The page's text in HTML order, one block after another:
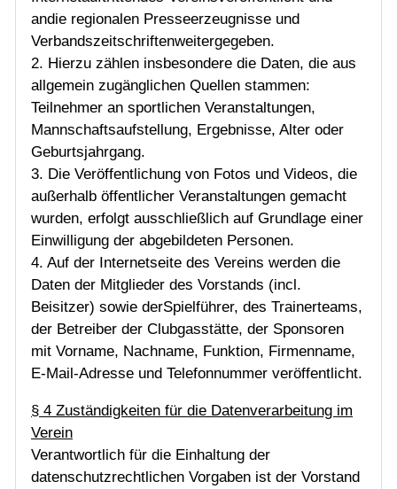
andie regionalen Presseerzeugnisse und
Verbandszeitschriftenweitergegeben.
2. Hierzu zählen insbesondere die Daten, die aus
allgemein zugänglichen Quellen stammen:
Teilnehmer an sportlichen Veranstaltungen,
Mannschaftsaufstellung, Ergebnisse, Alter oder
Geburtsjahrgang.
3. Die Veröffentlichung von Fotos und Videos, die
außerhalb öffentlicher Veranstaltungen gemacht
wurden, erfolgt ausschließlich auf Grundlage einer
Einwilligung der abgebildeten Personen.
4. Auf der Internetseite des Vereins werden die
Daten der Mitglieder des Vorstands (incl.
Beisitzer) sowie derSpielführer, des Trainerteams,
der Betreiber der Clubgasstätte, der Sponsoren
mit Vorname, Nachname, Funktion, Firmenname,
E-Mail-Adresse und Telefonnummer veröffentlicht.
§ 4 Zuständigkeiten für die Datenverarbeitung im
Verein
Verantwortlich für die Einhaltung der
datenschutzrechtlichen Vorgaben ist der Vorstand